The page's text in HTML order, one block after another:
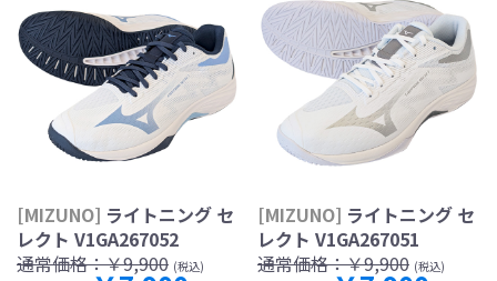
[MIZUNO] ライトニング セ
レクト V1GA267052
通常価格：￥9,900 (税込)
[MIZUNO] ライトニング セ
レクト V1GA267051
通常価格：￥9,900 (税込)